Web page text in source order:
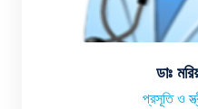
ডাঃ
প্রসূতি ও